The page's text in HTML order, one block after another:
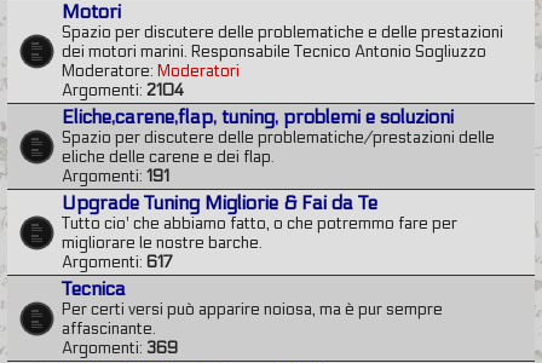
Motori
Spazio per discutere delle problematiche e delle prestazioni
dei motori marini. Responsabile Tecnico Antonio Sogliuzzo
Moderatore: Moderatori
Argomenti: 2104
Eliche,carene,flap, tuning, problemi e soluzioni
Spazio per discutere delle problematiche/prestazioni delle
eliche delle carene e dei flap.
Argomenti: 191
Upgrade Tuning Migliorie & Fai da Te
Tutto cio' che abbiamo fatto, o che potremmo fare per
migliorare le nostre barche.
Argomenti: 617
Tecnica
Per certi versi può apparire noiosa, ma è pur sempre
affascinante.
Argomenti: 369